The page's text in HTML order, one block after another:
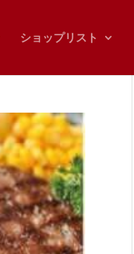
ショップリスト